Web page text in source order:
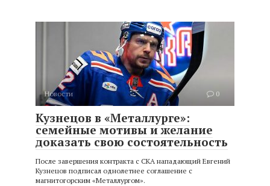
Новости 0
Кузнецов в «Металлурге»:
семейные мотивы и желание
доказать свою состоятельность
После завершения контракта с СКА нападающий Евгений
Кузнецов подписал однолетнее соглашение с
магнитогорским «Металлургом».